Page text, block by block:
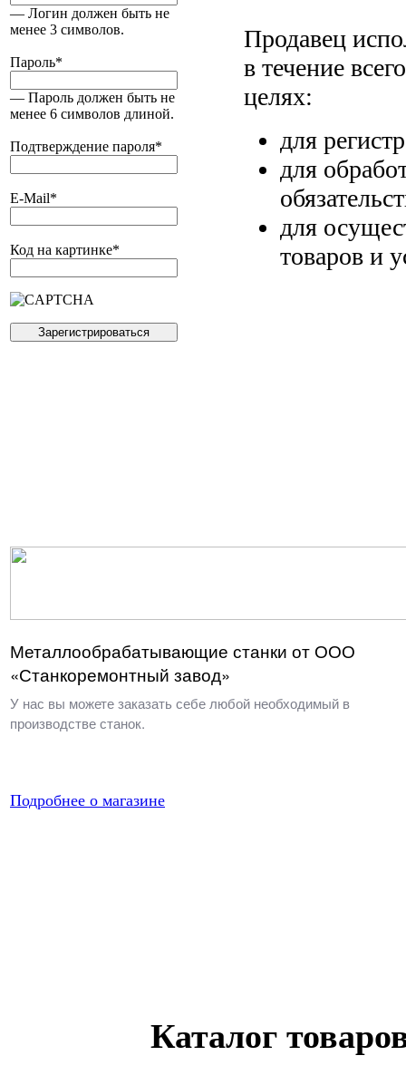
— Логин должен быть не
менее 3 символов.
Пароль*
— Пароль должен быть не
менее 6 символов длиной.
Подтверждение пароля*
E-Mail*
Код на картинке*
Продавец
в течение
целях:
для
для
для
товаров и
Металлообрабатывающие станки от ООО
«Станкоремонтный завод»
У нас вы можете заказать себе любой необходимый в
производстве станок.
Подробнее о магазине
Каталог